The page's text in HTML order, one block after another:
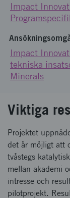
Impact
Impact
tekniska
Minerals
Viktiga
Projektet
det är möjligt att
tvåstegs
mellan akademi
intresse och
pilotprojekt.